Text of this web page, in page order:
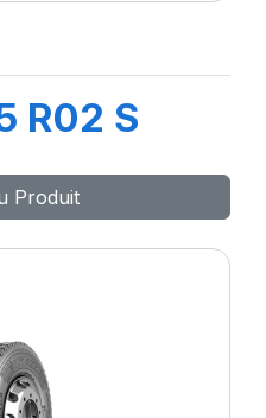
R02 S
Produit